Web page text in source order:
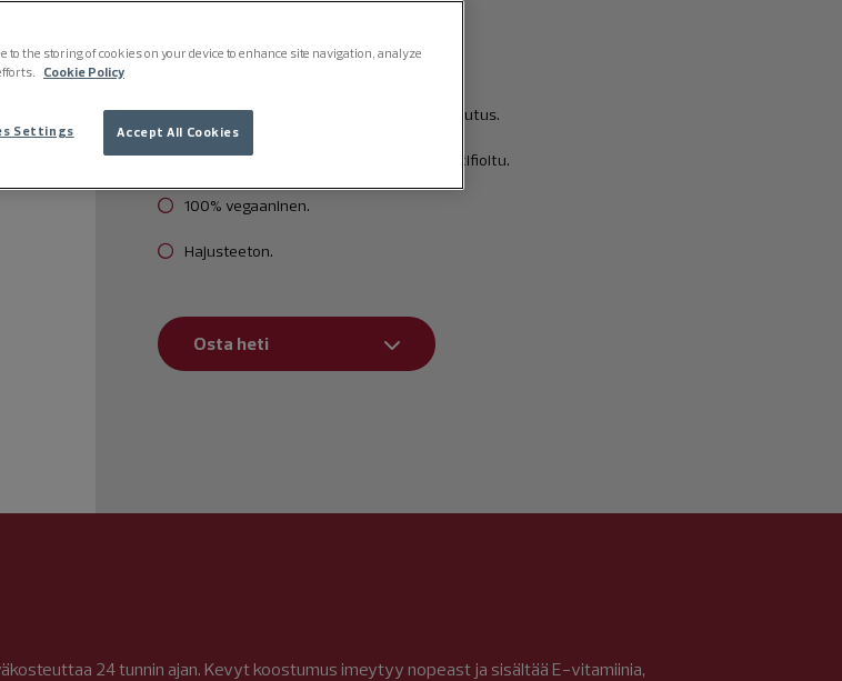
Kliinisesti todistettu pitkäkestoinen vaikutus.
Dermatologisesti testattu ja allergiasertifioitu.
100% vegaaninen.
Hajusteeton.
Osta heti
24 tunnin ajan. Kevyt koostumus imeytyy nopeast ja sisältää E-vitamiinia,
to the storing of cookies on your device to enhance site navigation, analyze
Cookie Policy
Accept All Cookies
Settings